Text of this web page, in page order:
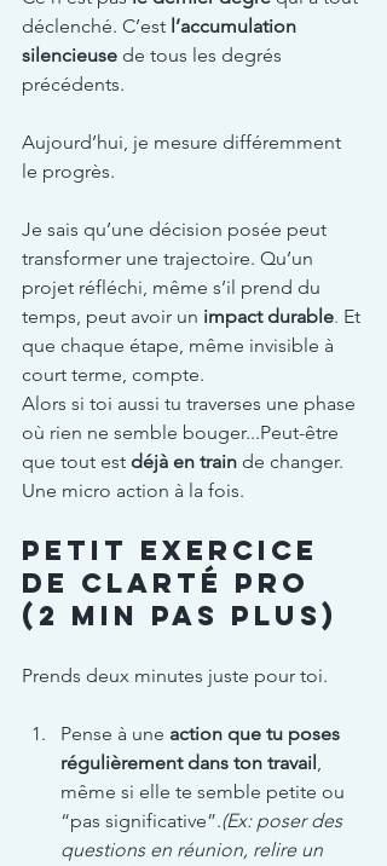
déclenché. C’est l’accumulation
silencieuse de tous les degrés
précédents.
Aujourd’hui, je mesure différemment
le progrès.
Je sais qu’une décision posée peut
transformer une trajectoire. Qu’un
projet réfléchi, même s’il prend du
temps, peut avoir un impact durable. Et
que chaque étape, même invisible à
court terme, compte.
Alors si toi aussi tu traverses une phase
où rien ne semble bouger...Peut-être
que tout est déjà en train de changer.
Une micro action à la fois.
Petit exercice
de clarté pro
(2 min pas plus)
Prends deux minutes juste pour toi.
Pense à une action que tu poses
régulièrement dans ton travail ,
même si elle te semble petite ou
“pas significative”.(Ex: poser des
questions en réunion, relire un